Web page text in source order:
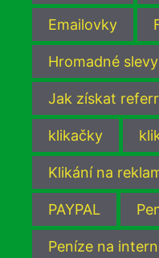
Emailovky
Hromadné slevy
Jak získat
klikačky
Klikání na
PAYPAL
Peníze na